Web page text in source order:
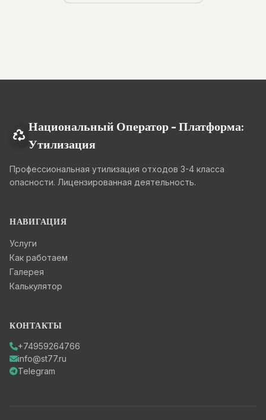
Национальный Оператор - Платформа:
Утилизация
Профессиональная утилизация отходов 3-4 класса
опасности. Лицензированная деятельность.
НАВИГАЦИЯ
Услуги
Как работаем
Галерея
Калькулятор
КОНТАКТЫ
+74959264766
info@st77.ru
Telegram